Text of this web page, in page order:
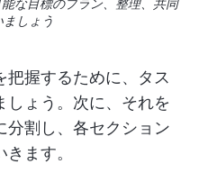
な目標のプラン、整理、共同
しょう
把握するために、タス
しょう。次に、それを
分割し、各セクション
ます。